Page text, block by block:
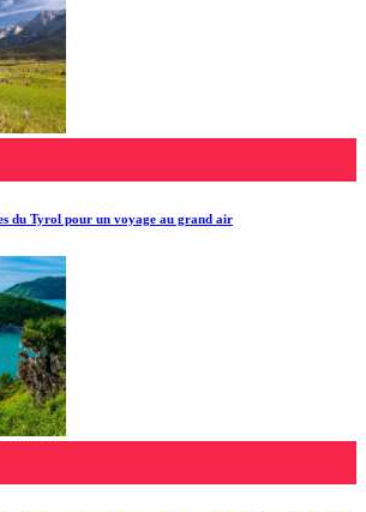
du Tyrol pour un voyage au grand air